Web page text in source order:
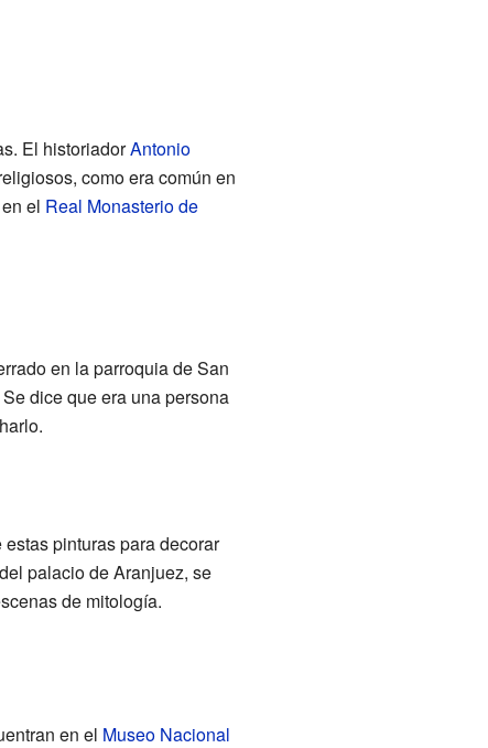
El historiadorAntonio
como era común en
el Real Monasterio de
en la parroquia de San
dice que era una persona
pinturas para decorar
palacio de Aranjuez, se
de mitología.
en el Museo Nacional